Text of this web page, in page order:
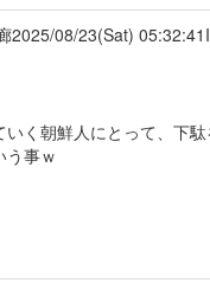
2025/08/23(Sat) 05:32:41
く朝鮮人にとって、下
う事ｗ